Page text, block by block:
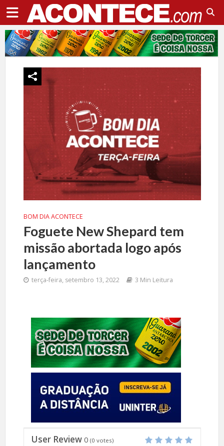
BOM DIA ACONTECE
Foguete New Shepard tem
missão abortada logo após
lançamento
terça-feira, setembro 13, 2022 3 Min Leitura
User Review 0 (0 votes)